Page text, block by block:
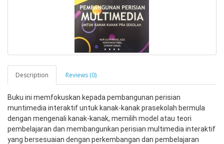
Description Reviews (0)
Buku ini memfokuskan kepada pembangunan perisian
muntimedia interaktif untuk kanak-kanak prasekolah bermula
dengan mengenali kanak-kanak, memilih model atau teori
pembelajaran dan membangunkan perisian multimedia interaktif
yang bersesuaian dengan perkembangan dan pembelajaran